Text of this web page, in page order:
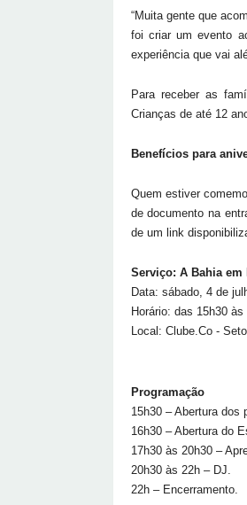
“Muita gente que
foi criar um evento
experiência que vai
Para receber as
Crianças de até 12
Benefícios para
Quem estiver
de documento na
de um link
Serviço: A Bahia em
Data: sábado, 4 de
Horário: das 15h30 às
Local: Clube.Co -
Programação
15h30 – Abertura dos
16h30 – Abertura do
17h30 às 20h30 –
20h30 às 22h – DJ.
22h – Encerramento.